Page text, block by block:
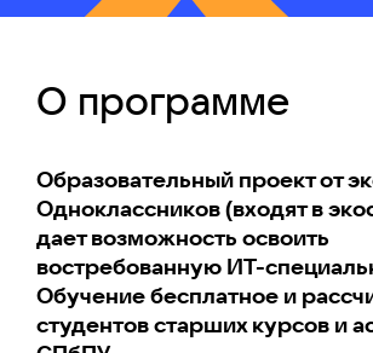
О программе
Образовательный проект от
Одноклассников (входят в
дает возможность освоить
востребованную ИТ-
Обучение бесплатное и
студентов старших курсов и